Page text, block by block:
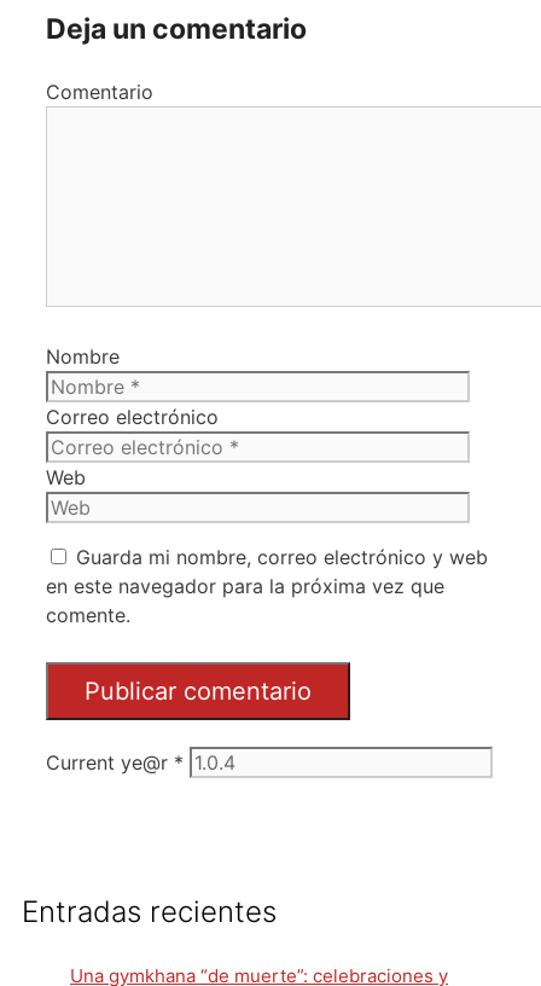
Deja un comentario
Comentario
Nombre
Correo electrónico
Web
Guarda mi nombre, correo electrónico y web
en este navegador para la próxima vez que
comente.
Current ye@r *
Entradas recientes
Una gymkhana “de muerte”: celebraciones y